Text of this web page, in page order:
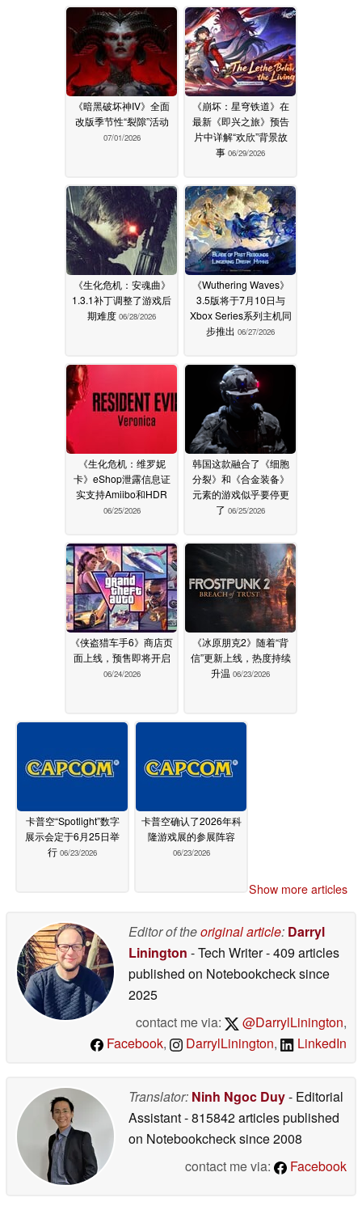
《暗黑破坏神IV》全面
改版季节性“裂隙”活动
07/01/2026
《崩坏：星穹铁道》在
最新《即兴之旅》预告
片中详解“欢欣”背景故
事 06/29/2026
《生化危机：安魂曲》
1.3.1补丁调整了游戏后
期难度 06/28/2026
《Wuthering Waves》
3.5版将于7月10日与
Xbox Series系列主机同
步推出 06/27/2026
《生化危机：维罗妮
卡》eShop泄露信息证
实支持Amiibo和HDR
06/25/2026
韩国这款融合了《细胞
分裂》和《合金装备》
元素的游戏似乎要停更
了 06/25/2026
《侠盗猎车手6》商店页
面上线，预售即将开启
06/24/2026
《冰原朋克2》随着“背
信”更新上线，热度持续
升温 06/23/2026
卡普空“Spotlight”数字
展示会定于6月25日举
行 06/23/2026
卡普空确认了2026年科
隆游戏展的参展阵容
06/23/2026
Show more articles
Editor of theoriginal article: Darryl
Linington - Tech Writer- 409 articles
published on Notebookchecksince
2025
contact me via:
@DarrylLinington,
Facebook, DarrylLinington, LinkedIn
Translator: Ninh Ngoc Duy- Editorial
Assistant- 815842 articles published
on Notebookchecksince 2008
contact me via:
Facebook